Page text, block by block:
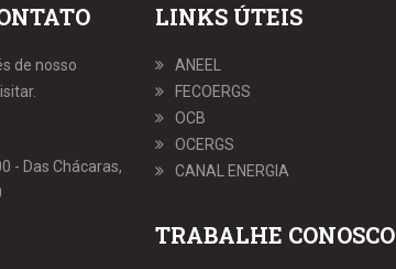
de nosso
- Das Chácaras,
LINKS ÚTEIS
ANEEL
FECOERGS
OCB
OCERGS
CANAL ENERGIA
TRABALHE CONOSCO